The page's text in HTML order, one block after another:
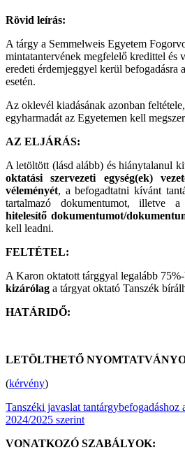
Rövid leírás:
A tárgy a Semmelweis Egyetem
mintatantervének megfelelő kredittel és
eredeti érdemjeggyel kerül befogadásra
esetén.
Az oklevél kiadásának azonban
egyharmadát az Egyetemen kell
AZ ELJÁRÁS:
A letöltött (lásd alább) és hiánytalanul
oktatási szervezeti egység(ek)
véleményét, a befogadtatni kívánt
tartalmazó dokumentumot, illetve
hitelesítő dokumentumot/
kell leadni.
FELTÉTEL:
A Karon oktatott tárggyal legalább
kizárólag a tárgyat oktató Tanszék
HATÁRIDŐ:
LETÖLTHETŐ
(kérvény)
Tanszéki javaslat
2024/2025 szerint
VONATKOZÓ SZABÁLYOK: